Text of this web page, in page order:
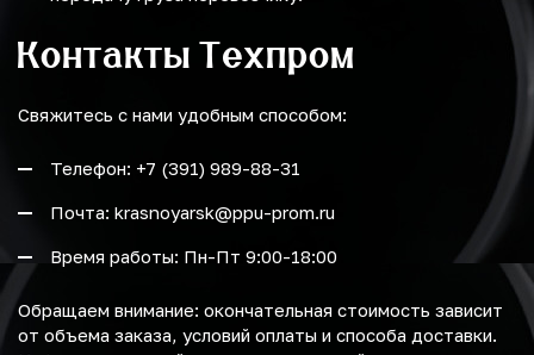
Контакты Техпром
Свяжитесь с нами удобным способом:
Телефон: +7 (391) 989-88-31
Почта: krasnoyarsk@ppu-prom.ru
Время работы: Пн-Пт 9:00-18:00
Обращаем внимание: окончательная стоимость зависит
от объема заказа, условий оплаты и способа доставки.